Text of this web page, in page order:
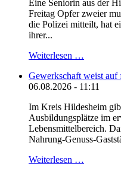
Eine Seniorin aus der
Freitag Opfer zweier
die Polizei mitteilt, hat
ihrer...
Weiterlesen …
Gewerkschaft weist auf
06.08.2026 - 11:11
Im Kreis Hildesheim
Ausbildungsplätze im
Lebensmittelbereich.
Nahrung-Genuss-
Weiterlesen …